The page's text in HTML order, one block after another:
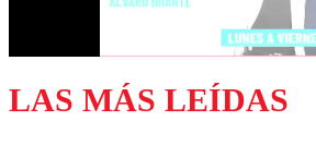
LAS MÁS LEÍDAS